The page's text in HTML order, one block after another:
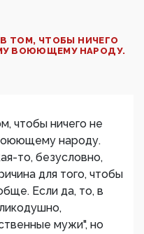
ТОМ, ЧТОБЫ НИЧЕГО
ВОЮЮЩЕМУ НАРОДУ.
чтобы ничего не
народу.
то, безусловно,
для того, чтобы
Если да, то, в
мужи", но